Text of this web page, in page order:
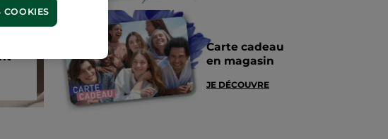
Carte cadeau
en magasin
JE DÉCOUVRE
COOKIES